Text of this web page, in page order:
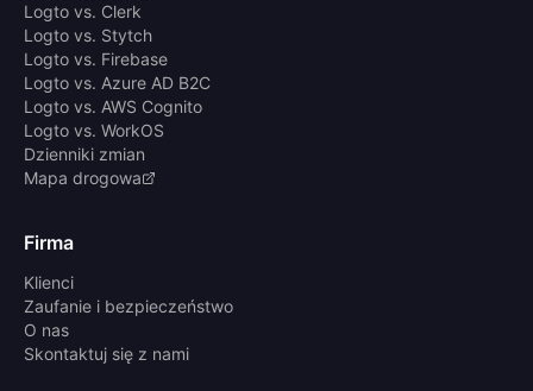
Logto vs. Clerk
Logto vs. Stytch
Logto vs. Firebase
Logto vs. Azure AD B2C
Logto vs. AWS Cognito
Logto vs. WorkOS
Dzienniki zmian
Mapa drogowa
Firma
Klienci
Zaufanie i bezpieczeństwo
O nas
Skontaktuj się z nami